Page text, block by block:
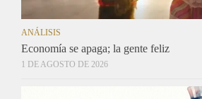
ANÁLISIS
Economía se apaga; la gente feliz
1 DE AGOSTO DE 2026